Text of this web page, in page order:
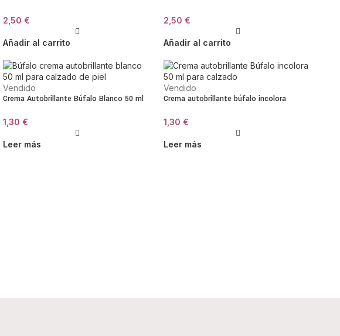
2,50 €
Añadir al carrito
2,50 €
Añadir al carrito
Vendido
Crema Autobrillante Búfalo Blanco 50 ml
1,30 €
Leer más
Vendido
Crema autobrillante búfalo incolora
1,30 €
Leer más